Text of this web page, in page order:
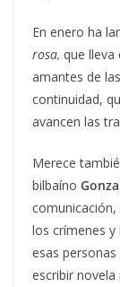
En enero ha
rosa, que lleva
amantes de
continuidad,
avancen las
Merece
bilbaíno
los crímenes y
esas
escribir